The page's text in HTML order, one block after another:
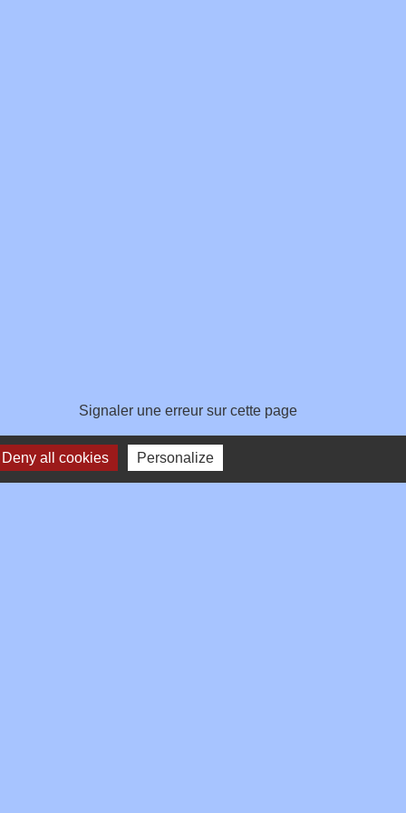
Signaler une erreur sur cette page
Deny all cookies Personalize